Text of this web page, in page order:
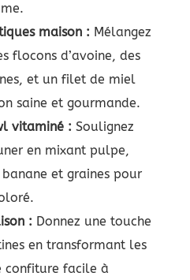
maison : Mélangez
flocons d’avoine, des
et un filet de miel
saine et gourmande.
vitaminé : Soulignez
en mixant pulpe,
et graines pour
: Donnez une touche
en transformant les
confiture facile à